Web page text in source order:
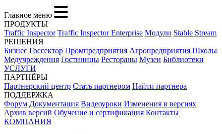
Главное меню
ПРОДУКТЫ
Traffic Inspector Traffic Inspector Enterprise Модули Stable Stream
РЕШЕНИЯ
Бизнес Госсектор Промпредприятия Агропредприятия Школы
Медучреждения Гостиницы Рестораны Музеи Библиотеки
УСЛУГИ
ПАРТНЁРЫ
Партнерский центр Стать партнером Найти партнера
ПОДДЕРЖКА
Форум Документация Видеоуроки Изменения в версиях
Архив версий Обучение и сертификация Контакты
КОМПАНИЯ